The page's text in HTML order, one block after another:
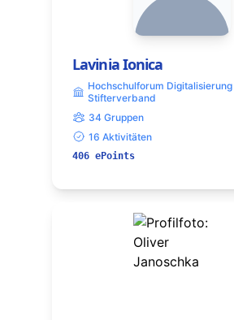
Lavinia Ionica
Hochschulforum Digitalisierung |
Stifterverband
34 Gruppen
16 Aktivitäten
406 ePoints